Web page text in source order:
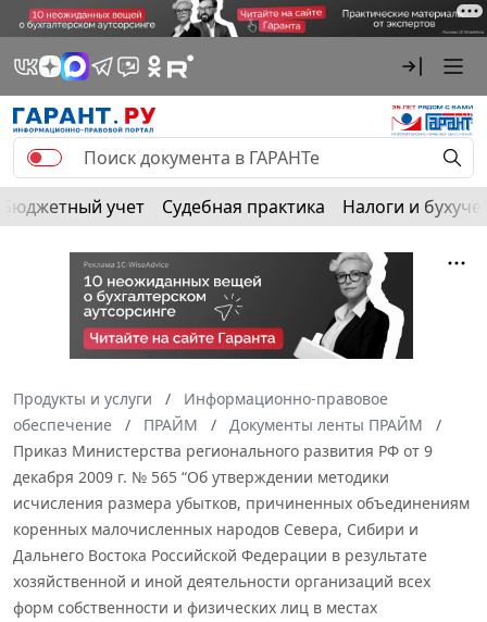
Бюджетный учет Судебная практика Налоги и
Продукты и услуги
Информационно-правовое
обеспечение
ПРАЙМ
Документы ленты ПРАЙМ
Приказ Министерства регионального развития РФ от 9
декабря 2009 г. № 565 “Об утверждении методики
исчисления размера убытков, причиненных объединениям
коренных малочисленных народов Севера, Сибири и
Дальнего Востока Российской Федерации в результате
хозяйственной и иной деятельности организаций всех
форм собственности и физических лиц в местах